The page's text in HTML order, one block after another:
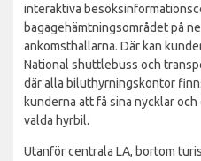
interaktiva
bagagehämtningsområdet på
ankomsthallarna. Där kan
National shuttlebuss och
där alla biluthyrningskontor
kunderna att få sina nycklar
valda hyrbil.
Utanför centrala LA, bortom